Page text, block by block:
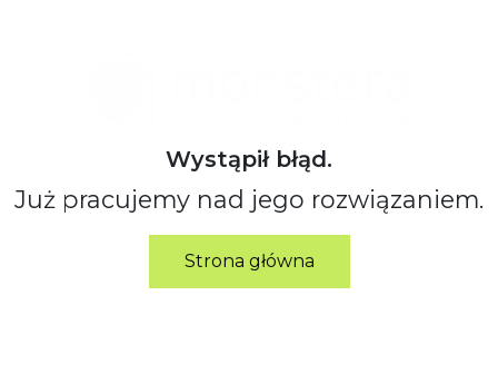
Wystąpił błąd.
Już pracujemy nad jego rozwiązaniem.
Strona główna